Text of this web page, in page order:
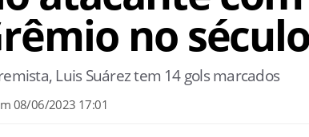
no século
Luis Suárez tem 14 gols marcados
08/06/2023 17:01